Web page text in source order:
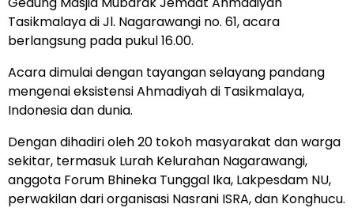
Tasikmalaya di Jl. Nagarawangi no. 61, acara
berlangsung pada pukul 16.00.
Acara dimulai dengan tayangan selayang pandang
mengenai eksistensi Ahmadiyah di Tasikmalaya,
Indonesia dan dunia.
Dengan dihadiri oleh 20 tokoh masyarakat dan warga
sekitar, termasuk Lurah Kelurahan Nagarawangi,
anggota Forum Bhineka Tunggal Ika, Lakpesdam NU,
perwakilan dari organisasi Nasrani ISRA, dan Konghucu.